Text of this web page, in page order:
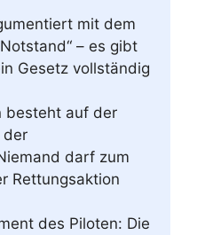
mit dem
– es gibt
Gesetz vollständig
besteht auf der
der
darf zum
Rettungsaktion
des Piloten: Die